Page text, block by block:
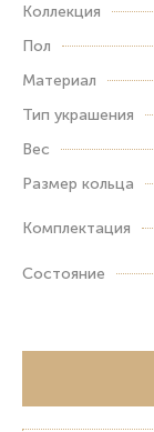
Коллекция
Пол
Материал
Тип украшения
Вес
Размер кольца
Комплектация
Состояние